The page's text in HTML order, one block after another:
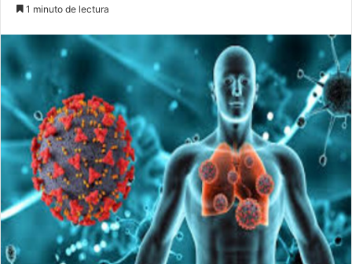
1 minuto de lectura